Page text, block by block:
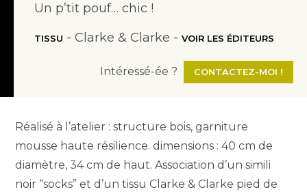
Un p’tit pouf… chic !
TISSU - Clarke & Clarke - VOIR LES ÉDITEURS
Intéressé-ée ? CONTACTEZ-MOI !
Réalisé à l’atelier : structure bois, garniture
mousse haute résilience. dimensions : 40 cm de
diamètre, 34 cm de haut. Association d’un simili
noir “socks” et d’un tissu Clarke & Clarke pied de